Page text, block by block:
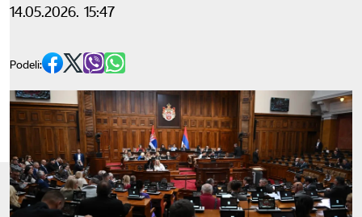
14.05.2026. 15:47
Podeli: